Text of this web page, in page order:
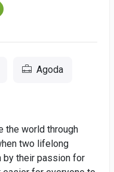
Agoda
the world through
two lifelong
by their passion for